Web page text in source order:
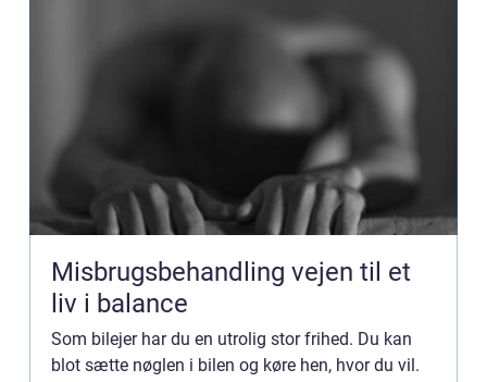
Misbrugsbehandling vejen til et
liv i balance
Som bilejer har du en utrolig stor frihed. Du kan
blot sætte nøglen i bilen og køre hen, hvor du vil.